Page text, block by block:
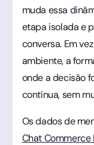
muda essa
etapa isolada e
conversa. Em
ambiente, a
onde a decisão
contínua, sem
Os dados de
Chat